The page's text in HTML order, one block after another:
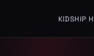
KIDSHIP